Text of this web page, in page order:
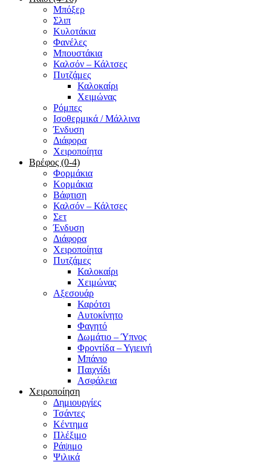
Μπόξερ
Σλιπ
Κυλοτάκια
Φανέλες
Μπουστάκια
Καλσόν – Κάλτσες
Πυτζάμες
Καλοκαίρι
Χειμώνας
Ρόμπες
Ισοθερμικά / Μάλλινα
Ένδυση
Διάφορα
Χειροποίητα
Βρέφος (0-4)
Φορμάκια
Κορμάκια
Βάφτιση
Καλσόν – Κάλτσες
Σετ
Ένδυση
Διάφορα
Χειροποίητα
Πυτζάμες
Καλοκαίρι
Χειμώνας
Αξεσουάρ
Καρότσι
Αυτοκίνητο
Φαγητό
Δωμάτιο – Ύπνος
Φροντίδα – Υγιεινή
Μπάνιο
Παιχνίδι
Ασφάλεια
Χειροποίηση
Δημιουργίες
Τσάντες
Κέντημα
Πλέξιμο
Ράψιμο
Ψιλικά